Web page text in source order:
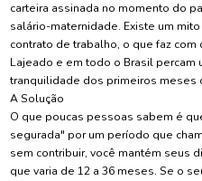
carteira assinada no momento do
salário-maternidade. Existe um
contrato de trabalho, o que faz
Lajeado e em todo o Brasil percam
tranquilidade dos primeiros meses
A Solução
O que poucas pessoas sabem é
segurada" por um período que
sem contribuir, você mantém seus
que varia de 12 a 36 meses. Se o